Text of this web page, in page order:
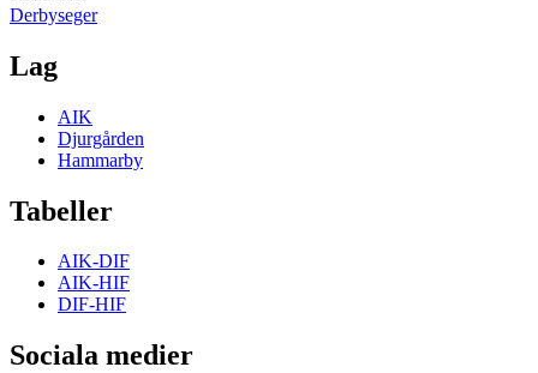
Derbyseger
Lag
AIK
Djurgården
Hammarby
Tabeller
AIK-DIF
AIK-HIF
DIF-HIF
Sociala medier